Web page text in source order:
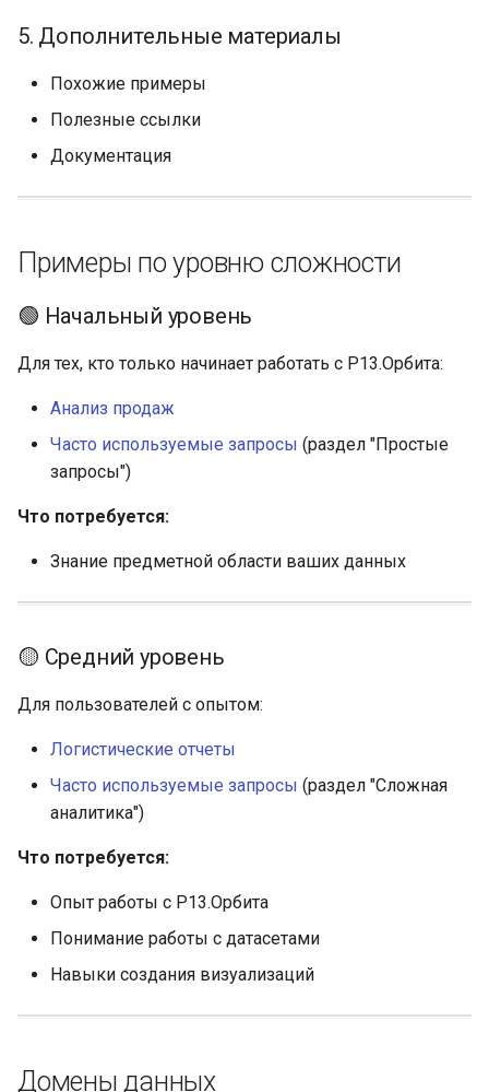
5. Дополнительные материалы
Похожие примеры
Полезные ссылки
Документация
Примеры по уровню сложности
🟢 Начальный уровень
Для тех, кто только начинает работать с Р13.Орбита:
Анализ продаж
Часто используемые запросы (раздел "Простые
запросы")
Что потребуется:
Знание предметной области ваших данных
🟡 Средний уровень
Для пользователей с опытом:
Логистические отчеты
Часто используемые запросы (раздел "Сложная
аналитика")
Что потребуется:
Опыт работы с Р13.Орбита
Понимание работы с датасетами
Навыки создания визуализаций
Домены данных